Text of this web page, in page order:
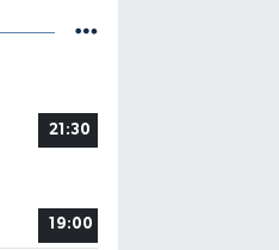
21:30
19:00